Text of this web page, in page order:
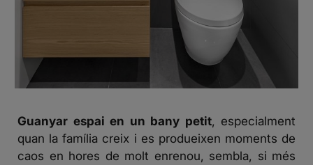
Guanyar espai en un bany petit, especialment
quan la família creix i es produeixen moments de
caos en hores de molt enrenou, sembla, si més